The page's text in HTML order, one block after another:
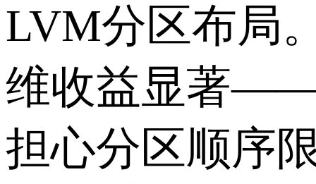
LVM分区布局
维收益显著——
担心分区顺序